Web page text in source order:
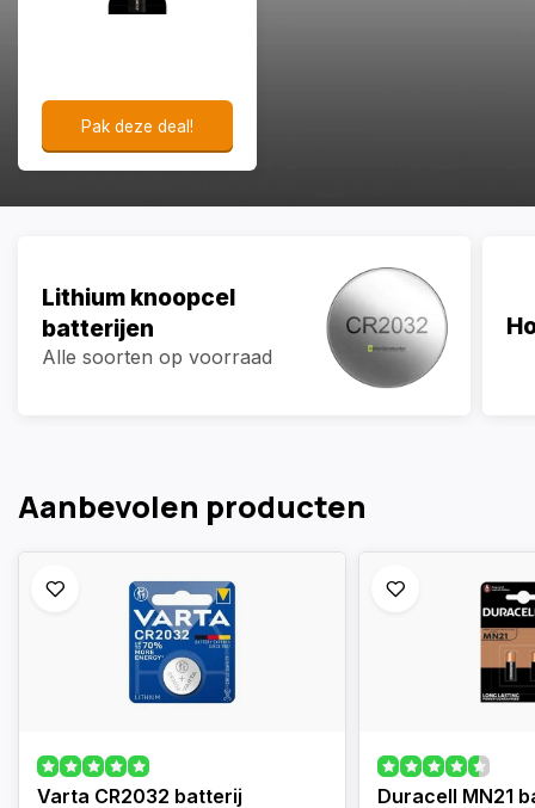
Pak deze deal!
Lithium knoopcel
batterijen
Alle soorten op voorraad
Aanbevolen producten
Varta CR2032 batterij
Duracell MN21